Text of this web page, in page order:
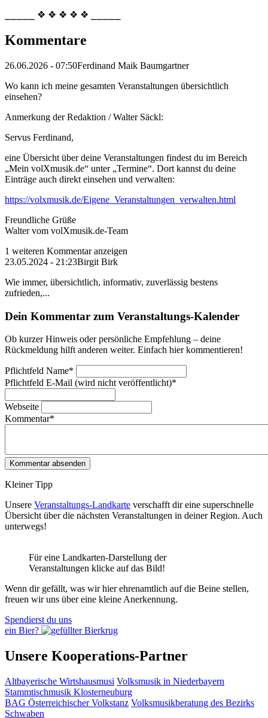
⎯⎯⎯⎯⎯ ❖ ❖ ❖ ❖ ❖ ⎯⎯⎯⎯⎯
Kommentare
26.06.2026 - 07:50Ferdinand Maik Baumgartner
Wo kann ich meine gesamten Veranstaltungen übersichtlich
einsehen?
Anmerkung der Redaktion /Walter Säckl:
Servus Ferdinand,
eine Übersicht über deine Veranstaltungen findest du im Bereich
„Mein volXmusik.de“ unter „Termine“. Dort kannst du deine
Einträge auch direkt einsehen und verwalten:
https://volxmusik.de/Eigene_Veranstaltungen_verwalten.html
Freundliche Grüße
Walter vom volXmusik.de-Team
1 weiteren Kommentar anzeigen
23.05.2024 - 21:23Birgit Birk
Wie immer, übersichtlich, informativ, zuverlässig bestens
zufrieden,...
Dein Kommentar zum Veranstaltungs-Kalender
Ob kurzer Hinweis oder persönliche Empfehlung – deine
Rückmeldung hilft anderen weiter. Einfach hier kommentieren!
Pflichtfeld Name*
Pflichtfeld E-Mail (wird nicht veröffentlicht)*
Webseite
Kommentar*
Kleiner Tipp
Unsere Veranstaltungs-Landkarte verschafft dir eine superschnelle
Übersicht über die nächsten Veranstaltungen in deiner Region. Auch
unterwegs!
Für eine Landkarten-Darstellung der
Veranstaltungen klicke auf das Bild!
Wenn dir gefällt, was wir hier ehrenamtlich auf die Beine stellen,
freuen wir uns über eine kleine Anerkennung.
Spendierst du uns
ein Bier?
Unsere Kooperations-Partner
Altbayerische Wirtshausmusi Volksmusik in Niederbayern
Stammtischmusik Klosterneuburg
BAG Österreichischer Volkstanz Volksmusikberatung des Bezirks
Schwaben